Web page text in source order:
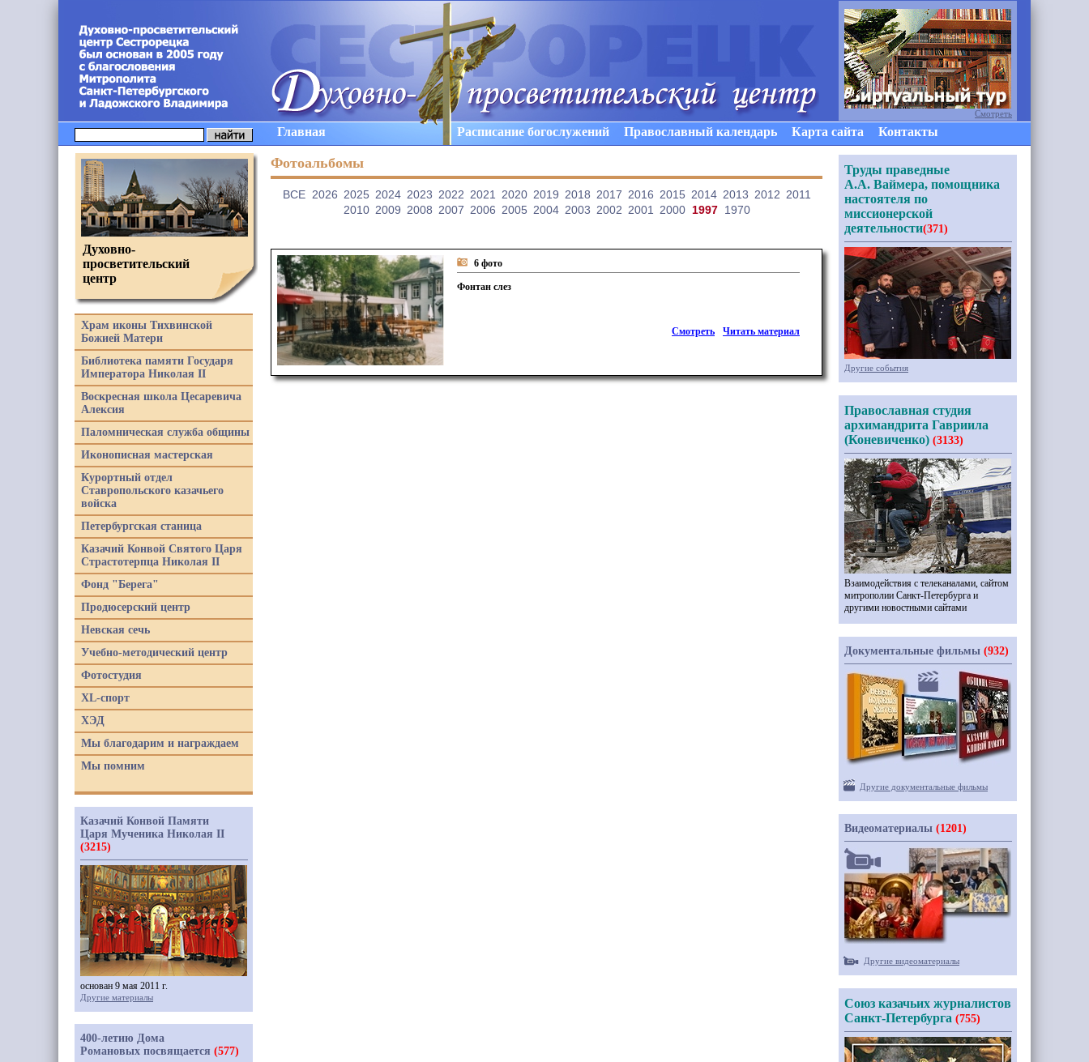
Главная Расписание богослужений Православный календарь Карта сайта Контакты
Фотоальбомы
ВCE 2026 2025 2024 2023 2022 2021 2020 2019 2018 2017 2016 2015 2014 2013 2012 2011
2010 2009 2008 2007 2006 2005 2004 2003 2002 2001 2000 1997 1970
6 фото
Фонтан слез
Читать материал
Смотреть
Духовно-
просветительский
центр
Храм иконы Тихвинской
Божией Матери
Библиотека памяти Государя
Императора Николая II
Воскресная школа Цесаревича
Алексия
Паломническая служба общины
Иконописная мастерская
Курортный отдел
Ставропольского казачьего
войска
Петербургская станица
Казачий Конвой Святого Царя
Страстотерпца Николая II
Фонд "Берега"
Продюсерский центр
Невская сечь
Учебно-методический центр
Фотостудия
XL-спорт
ХЭД
Мы благодарим и награждаем
Мы помним
Казачий Конвой Памяти
Царя Мученика Николая II
(3215)
основан 9 мая 2011 г.
Другие материалы
400-летию Дома
Романовых посвящается (577)
Смотреть
Труды праведные
А.А. Ваймера, помощника
настоятеля по
миссионерской
деятельности(371)
Другие события
Православная студия
архимандрита Гавриила
(Коневиченко) (3133)
Взаимодействия с телеканалами, сайтом
митрополии Санкт-Петербурга и
другими новостными сайтами
Документальные фильмы (932)
Другие документальные фильмы
Видеоматериалы (1201)
Другие видеоматериалы
Союз казачьих журналистов
Санкт-Петербурга (755)